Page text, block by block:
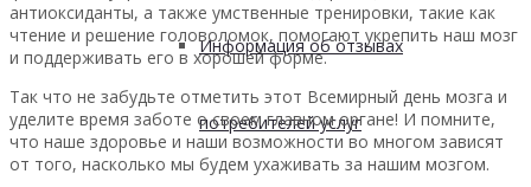
Информация об отзывах
потребителей услуг
антиоксиданты, а также умственные тренировки, такие как
чтение и решение головоломок, помогают укрепить наш мозг
и поддерживать его в хорошей форме.
Так что не забудьте отметить этот Всемирный день мозга и
уделите время заботе о своем главном органе! И помните,
что наше здоровье и наши возможности во многом зависят
от того, насколько мы будем ухаживать за нашим мозгом.